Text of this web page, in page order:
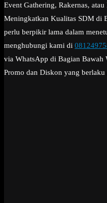
Event Gathering, Rakernas,
Meningkatkan Kualitas SDM di
perlu berpikir lama dalam
menghubungi kami di
via WhatsApp di Bagian Bawah
Promo dan Diskon yang berlaku